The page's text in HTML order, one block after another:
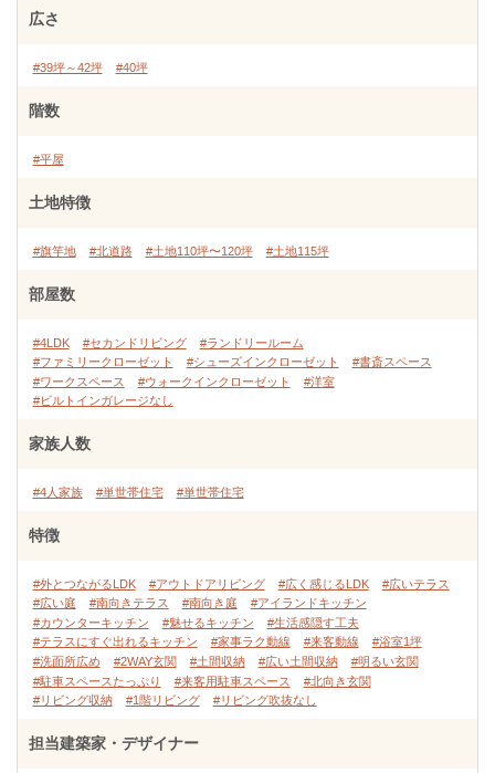
広さ
#39坪～42坪 #40坪
階数
#平屋
土地特徴
#旗竿地 #北道路 #土地110坪〜120坪 #土地115坪
部屋数
#4LDK #セカンドリビング
#ランドリールーム
#ファミリークローゼット
#シューズインクローゼット
#書斎スペース
#ワークスペース
#ウォークインクローゼット
#洋室
#ビルトインガレージなし
家族人数
#4人家族 #単世帯住宅 #単世帯住宅
特徴
#外とつながるLDK #アウトドアリビング #広く感じるLDK
#広いテラス
#広い庭
#南向きテラス #南向き庭
#アイランドキッチン
#カウンターキッチン
#魅せるキッチン
#生活感隠す工夫
#テラスにすぐ出れるキッチン
#家事ラク動線 #来客動線
#浴室1坪
#洗面所広め
#2WAY玄関 #土間収納 #広い土間収納
#明るい玄関
#駐車スペースたっぷり
#来客用駐車スペース
#北向き玄関
#リビング収納
#1階リビング #リビング吹抜なし
担当建築家・デザイナー